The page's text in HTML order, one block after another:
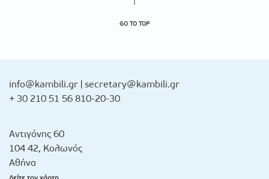
GO TO TOP
info@kambili.gr secretary@kambili.gr
+ 30 210 51 56 810-20-30
Αντιγόνης 60
104 42, Κολωνός
Αθήνα